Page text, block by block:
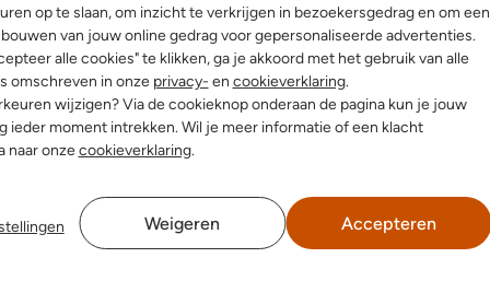
op te slaan, om inzicht te verkrijgen in bezoekersgedrag en om een
van jouw online gedrag voor gepersonaliseerde advertenties.
alle cookies" te klikken, ga je akkoord met het gebruik van alle
omschreven in onze privacy- en cookieverklaring.
wijzigen? Via de cookieknop onderaan de pagina kun je jouw
ieder moment intrekken. Wil je meer informatie of een klacht
naar onzecookieverklaring.
Weigeren Accepteren
Niet bleken